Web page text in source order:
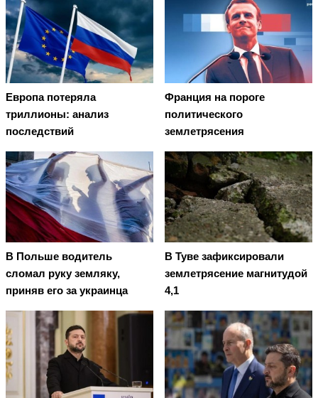
Европа потеряла
триллионы: анализ
последствий
Франция на пороге
политического
землетрясения
В Польше водитель
сломал руку земляку,
приняв его за украинца
В Туве зафиксировали
землетрясение магнитудой
4,1